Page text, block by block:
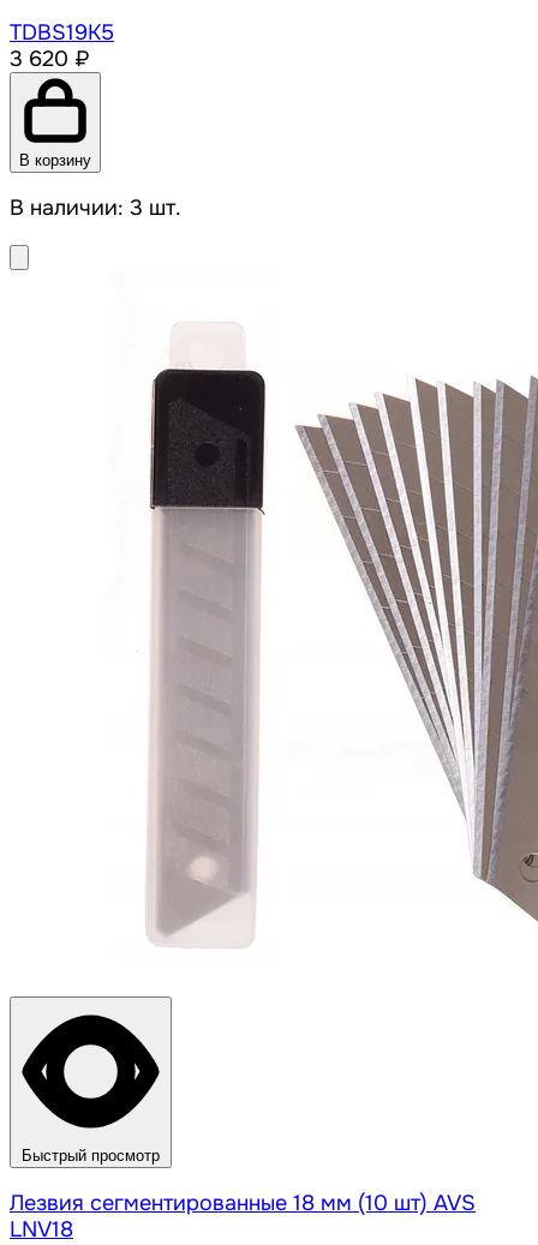
TDBS19K5
3 620 ₽
В корзину
В наличии: 3 шт.
Быстрый просмотр
Лезвия сегментированные 18 мм (10 шт) AVS
LNV18